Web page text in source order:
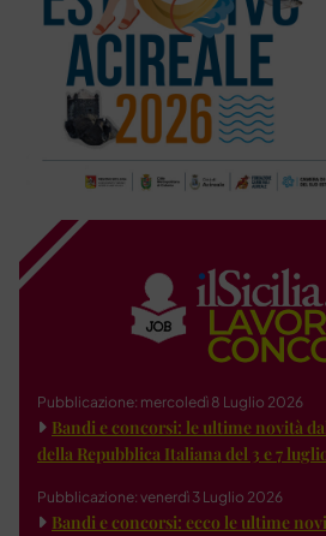
Pubblicazione: mercoledì 8 Luglio 2026
Bandi e concorsi: le ultime novità
della Repubblica Italiana del 3 e 7
Pubblicazione: venerdì 3 Luglio 2026
Bandi e concorsi: ecco le ultime